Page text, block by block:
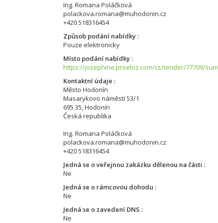
Ing. Romana Poláčková
polackova.romana@muhodonin.cz
+420 518316454
Způsob podání nabídky
Pouze elektronicky
Místo podání nabídky
https://josephine.proebiz.com/cs/tender/77709/
Kontaktní údaje
Město Hodonín
Masarykovo náměstí 53/1
695 35, Hodonín
Česká republika
Ing. Romana Poláčková
polackova.romana@muhodonin.cz
+420 518316454
Jedná se o veřejnou zakázku dělenou na části
Ne
Jedná se o rámcovou dohodu
Ne
Jedná se o zavedení DNS
Ne